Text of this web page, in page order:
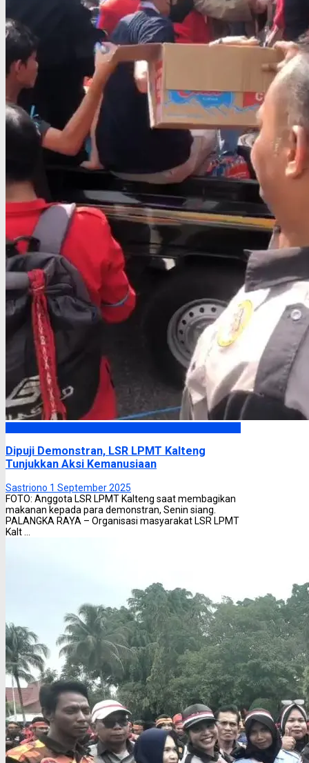
Dipuji Demonstran, LSR LPMT Kalteng
Tunjukkan Aksi Kemanusiaan
Sastriono 1 September 2025
FOTO: Anggota LSR LPMT Kalteng saat membagikan
makanan kepada para demonstran, Senin siang.
PALANGKA RAYA – Organisasi masyarakat LSR LPMT
Kalt ...